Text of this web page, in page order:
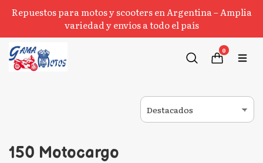
Repuestos para motos y scooters en Argentina – Amplia
variedad y envíos a todo el país
0
150 Motocargo